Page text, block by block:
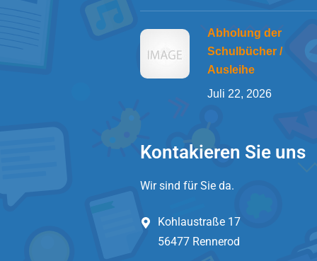
Abholung der
Schulbücher /
Ausleihe
Juli 22, 2026
Kontakieren Sie uns
Wir sind für Sie da.
Kohlaustraße 17
56477 Rennerod